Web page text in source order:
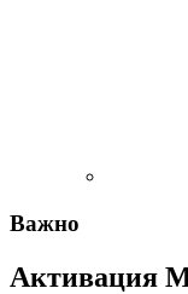
Важно
Активация